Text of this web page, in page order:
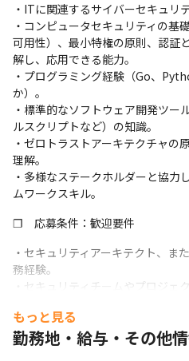
・ITインフラのセキュリティ評価
的に評価し、潜在的な脆弱性やリ
・セキュリティ自動化の設計・実
対応）、MDM（モバイルデバイス
策）、IDP（アイデンティティプ
し、手作業を排除した自動運用フ
・技術ソリューションによるリス
し、最新の技術スタックを用いた
護と耐性を確保します。
・IT/セキュリティ標準の策定：コ
準規格を開発・維持し、組織全体
します。
フォーマンスを最大化するセキュ
・一気通貫の裁量権：要件定義な
ューション導入・運用まで、広い
関われます。
今後HR Brainのセキュリティ強化
を発揮してチームをつくります。
※業務内容変更範囲：当社開発業務
・ITに関連するサイバーセキュリ
・コンピュータセキュリティの基
可用性）、最小特権の原則、認証
解し、応用できる能力。
・プログラミング経験（Go、
か）。
・標準的なソフトウェア開発ツ
ルスクリプトなど）の知識。
・ゼロトラストアーキテクチャの
理解。
・多様なステークホルダーと協力
ムワークスキル。
❐　応募条件：歓迎要件
・セキュリティアーキテクト、ま
務経験。
・セキュリティチームやプロジ
・パブリッククラウド（AWS /
Google Workspaceの設定・運用経
もっと見る
勤務地・給与・その他